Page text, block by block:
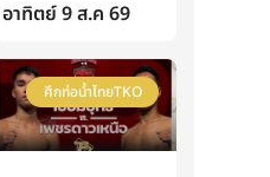
อาทิตย์ 9 ส.ค 69
ศึกท่อน้ำไทยTKO